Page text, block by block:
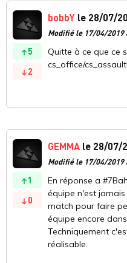
5
2
bobbY le 28/07/
Modifié le 17/04/2019
Quitte à ce que ce
cs_office/cs_assault!
1
0
GEMMA le 28/07/
Modifié le 17/04/2019
En réponse a
équipe n'est jamais
match pour faire
équipe encore
Techniquement
réalisable.